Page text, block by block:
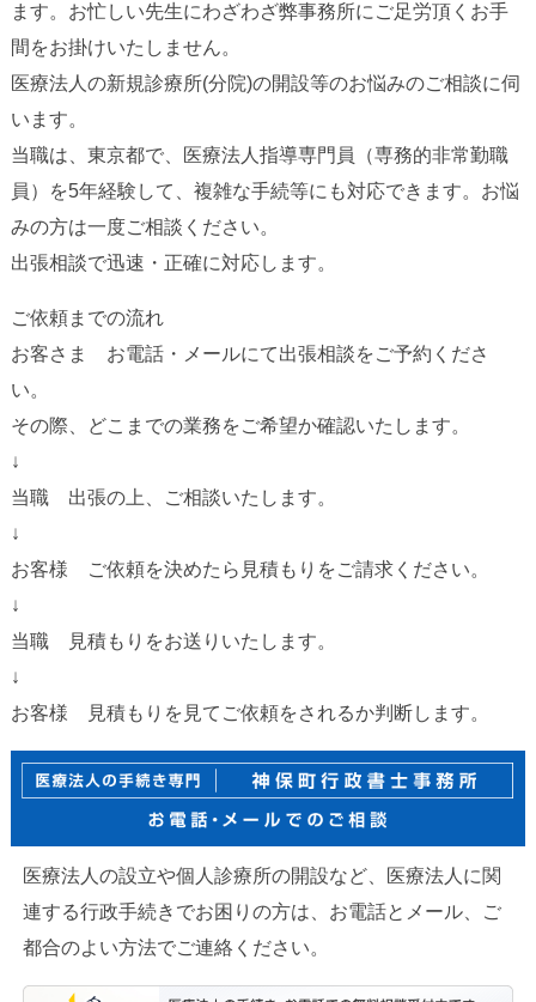
ます。お忙しい先生にわざわざ弊事務所にご足労頂くお手
間をお掛けいたしません。
医療法人の新規診療所(分院)の開設等のお悩みのご相談に伺
います。
当職は、東京都で、医療法人指導専門員（専務的非常勤職
員）を5年経験して、複雑な手続等にも対応できます。お悩
みの方は一度ご相談ください。
出張相談で迅速・正確に対応します。
ご依頼までの流れ
お客さま お電話・メールにて出張相談をご予約くださ
い。
その際、どこまでの業務をご希望か確認いたします。
↓
当職 出張の上、ご相談いたします。
↓
お客様 ご依頼を決めたら見積もりをご請求ください。
↓
当職 見積もりをお送りいたします。
↓
お客様 見積もりを見てご依頼をされるか判断します。
医療法人の設立や個人診療所の開設など、医療法人に関
連する行政手続きでお困りの方は、お電話とメール、ご
都合のよい方法でご連絡ください。